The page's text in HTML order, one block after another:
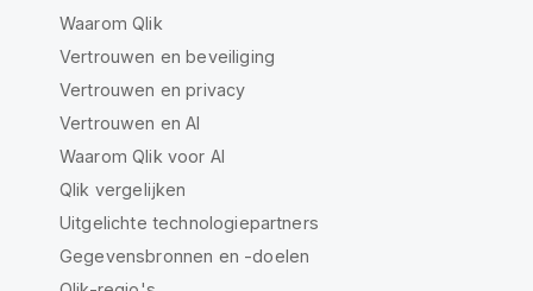
Waarom Qlik
Vertrouwen en beveiliging
Vertrouwen en privacy
Vertrouwen en AI
Waarom Qlik voor AI
Qlik vergelijken
Uitgelichte technologiepartners
Gegevensbronnen en -doelen